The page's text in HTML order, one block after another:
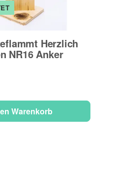
Herzlich
NR16 Anker
Warenkorb